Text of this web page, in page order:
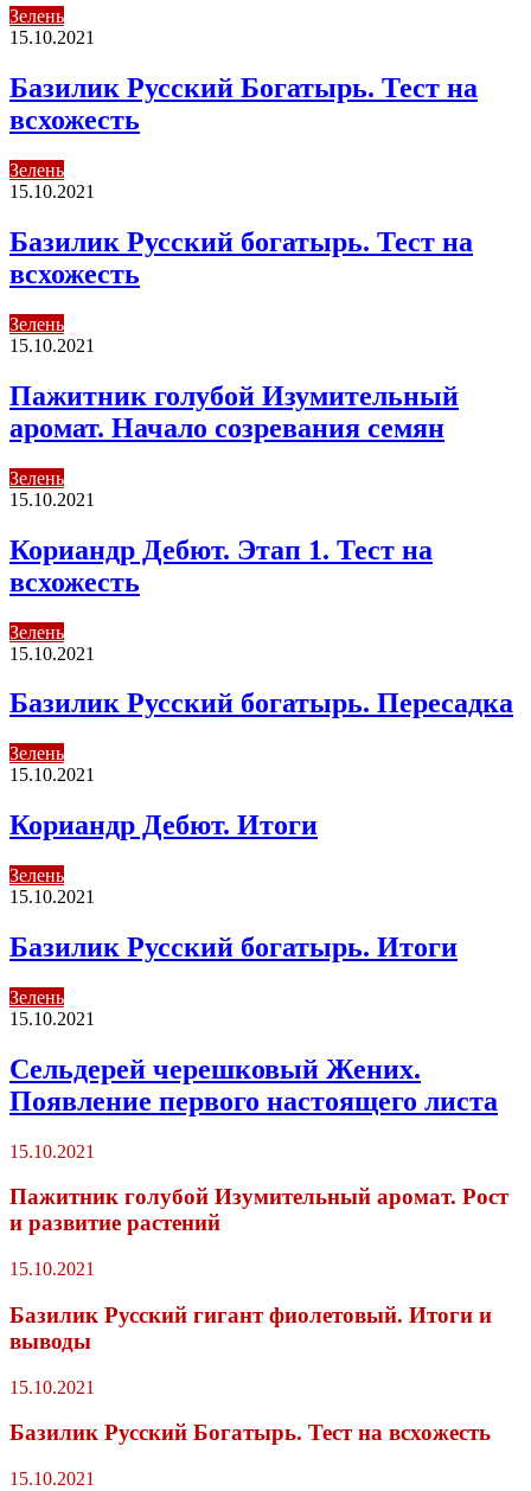
Зелень
15.10.2021
Базилик Русский Богатырь. Тест на
всхожесть
Зелень
15.10.2021
Базилик Русский богатырь. Тест на
всхожесть
Зелень
15.10.2021
Пажитник голубой Изумительный
аромат. Начало созревания семян
Зелень
15.10.2021
Кориандр Дебют. Этап 1. Тест на
всхожесть
Зелень
15.10.2021
Базилик Русский богатырь. Пересадка
Зелень
15.10.2021
Кориандр Дебют. Итоги
Зелень
15.10.2021
Базилик Русский богатырь. Итоги
Зелень
15.10.2021
Сельдерей черешковый Жених.
Появление первого настоящего листа
15.10.2021
Пажитник голубой Изумительный аромат. Рост
и развитие растений
15.10.2021
Базилик Русский гигант фиолетовый. Итоги и
выводы
15.10.2021
Базилик Русский Богатырь. Тест на всхожесть
15.10.2021